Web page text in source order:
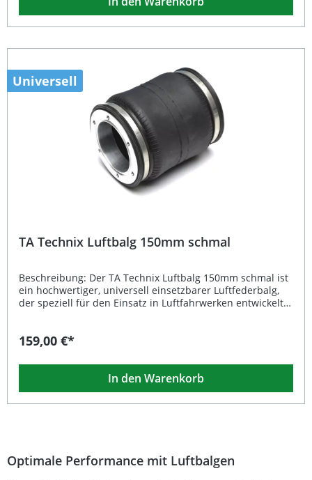
hohen Belastungen stand. Die maximalen Abmaße unter
Druck betragen 228 x 146mm, im entlasteten Zustand
Einzelteil nicht im Geltungsbereich der StVZO zulässig ist,
sondern nur in Verbindung mit einem vollständigen
Luftfahrwerk-Set inklusive Teilegutachten gemäß §19.3.
Doppelfalten-Ausführung für optimale Druckverteilung
Kompakte Bauweise (190mm kurz) für flexible
Einbaumöglichkeiten Universell einsetzbar im
Luftfahrwerksbereich Hohe Belastbarkeit und langlebige
Tuningfahrwerke Lieferumfang: 1 x TA Technix
Doppelfalten Luftbalg 190mm kurz (ohne Luftanschluss)
Universell
TA Technix Luftbalg 150mm schmal
Beschreibung: Der TA Technix Luftbalg 150mm schmal ist
ein hochwertiger, universell einsetzbarer Luftfederbalg,
der speziell für den Einsatz in Luftfahrwerken entwickelt
gleichbleibend hohe Performance sorgen. Die
einfache Identifikation und Zuordnung. Dieser Luftbalg ist
ideal als Ersatz- oder Ergänzungsteil innerhalb kompletter
Luftfahrwerk-Systeme geeignet. Bitte beachten Sie, dass
Einzelteile wie dieser Luftbalg nicht im Geltungsbereich
empfehlen wir die Kombination mit den folgenden
Komponenten:6 x M6 (pro Seite) Verschraubungen2 x
159,00 €*
In den Warenkorb
Optimale Performance mit Luftbalgen